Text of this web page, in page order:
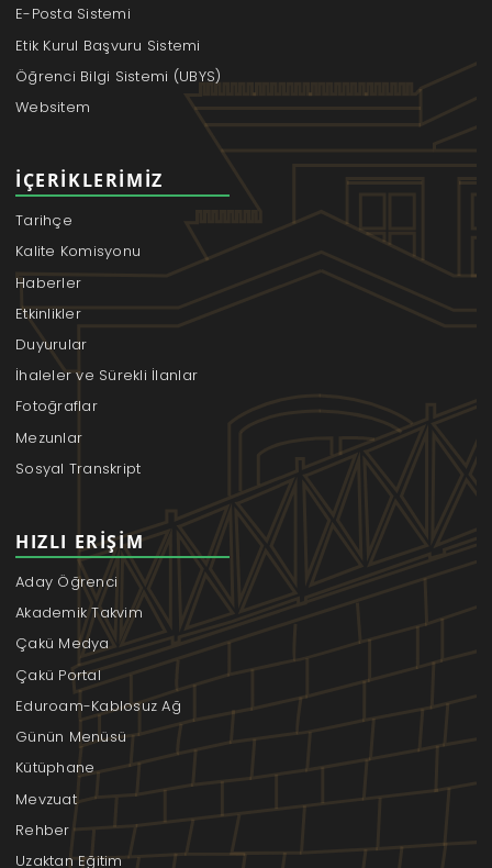
E-Posta Sistemi
Etik Kurul Başvuru Sistemi
Öğrenci Bilgi Sistemi (UBYS)
Websitem
İÇERIKLERIMIZ
Tarihçe
Kalite Komisyonu
Haberler
Etkinlikler
Duyurular
İhaleler ve Sürekli İlanlar
Fotoğraflar
Mezunlar
Sosyal Transkript
HIZLI ERIŞIM
Aday Öğrenci
Akademik Takvim
Çakü Medya
Çakü Portal
Eduroam-Kablosuz Ağ
Günün Menüsü
Kütüphane
Mevzuat
Rehber
Uzaktan Eğitim